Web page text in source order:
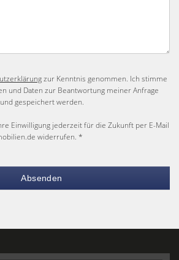
zur Kenntnis genommen. Ich stimme
und Daten zur Beantwortung meiner Anfrage
gespeichert werden.
Einwilligung jederzeit für die Zukunft per E-Mail
widerrufen. *
Absenden